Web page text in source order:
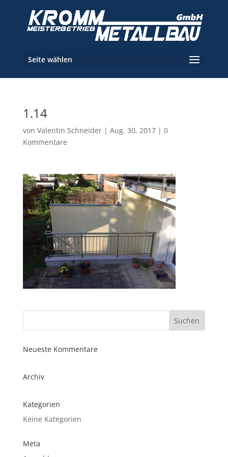
Seite wählen
1.14
von Valentin Schneider| Aug. 30, 2017| 0
Kommentare
Neueste Kommentare
Archiv
Kategorien
Keine Kategorien
Meta